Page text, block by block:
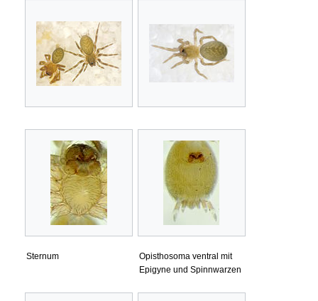
Sternum
Opisthosoma ventral mit
Epigyne und Spinnwarzen